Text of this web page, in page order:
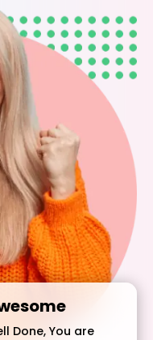
Done, You are